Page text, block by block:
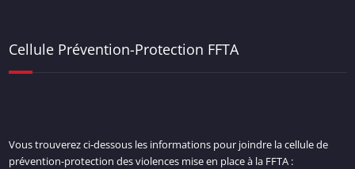
Cellule Prévention-Protection FFTA
Vous trouverez ci-dessous les informations pour joindre la cellule de
prévention-protection des violences mise en place à la FFTA :